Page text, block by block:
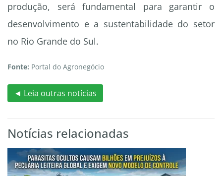
produção, será fundamental para garantir o
desenvolvimento e a sustentabilidade do setor
no Rio Grande do Sul.
Fonte: Portal do Agronegócio
◄ Leia outras notícias
Notícias relacionadas